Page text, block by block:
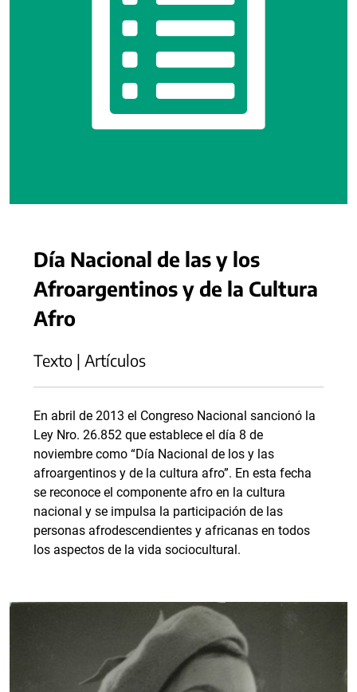
Día Nacional de las y los
Afroargentinos y de la Cultura
Afro
Texto | Artículos
En abril de 2013 el Congreso Nacional sancionó la
Ley Nro. 26.852 que establece el día 8 de
noviembre como “Día Nacional de los y las
afroargentinos y de la cultura afro”. En esta fecha
se reconoce el componente afro en la cultura
nacional y se impulsa la participación de las
personas afrodescendientes y africanas en todos
los aspectos de la vida sociocultural.